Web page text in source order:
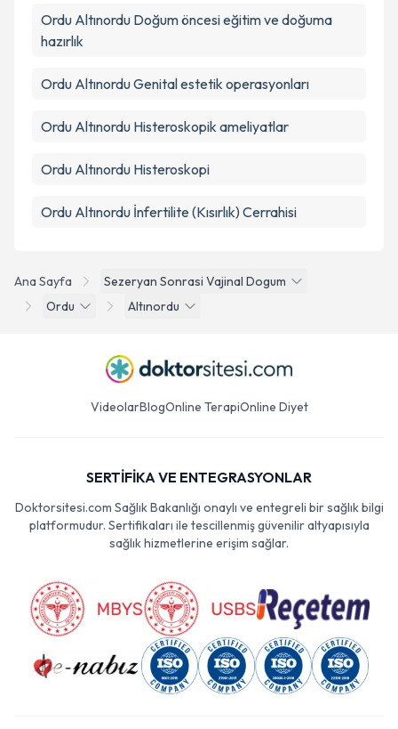
Ana Sayfa
Sezeryan Sonrasi Vajinal Dogum
Ordu
Altınordu
Ordu Altınordu Doğum öncesi eğitim ve doğuma
hazırlık
Ordu Altınordu Genital estetik operasyonları
Ordu Altınordu Histeroskopik ameliyatlar
Ordu Altınordu Histeroskopi
Ordu Altınordu İnfertilite (Kısırlık) Cerrahisi
VideolarBlogOnline TerapiOnline Diyet
SERTİFİKA VE ENTEGRASYONLAR
Doktorsitesi.com Sağlık Bakanlığı onaylı ve entegreli bir sağlık bilgi
platformudur. Sertifikaları ile tescillenmiş güvenilir altyapısıyla
sağlık hizmetlerine erişim sağlar.